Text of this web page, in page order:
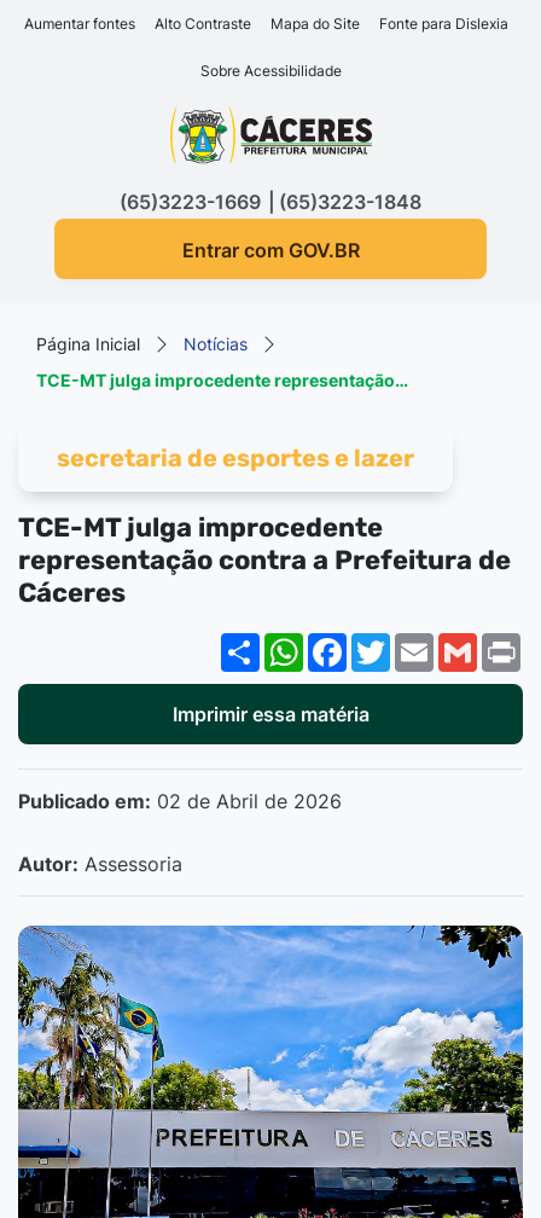
Seção de atalhos e links
Ir para o conteúdo [alt+1]
Ir para o rodapé [alt+4]
Aumentar fontes Alto Contraste Mapa do Site Fonte para Dislexia
Sobre Acessibilidade
Seção do menu principal
(65)3223-1669
(65)3223-1848
Entrar com GOV.BR
Página Inicial
Notícias
TCE-MT julga improcedente representação…
secretaria de esportes e lazer
TCE-MT julga improcedente
representação contra a Prefeitura de
Cáceres
ShareWhatsApp
Facebook
Twitter
EmailGmail
Imprimir essa matéria
Publicado em: 02 de Abril de 2026
Autor: Assessoria